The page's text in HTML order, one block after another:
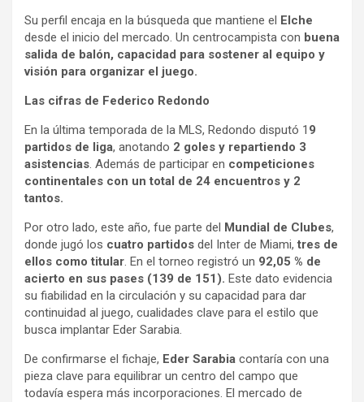
Su perfil encaja en la búsqueda que mantiene el
Elche
desde el inicio del mercado. Un centrocampista con buena
salida de balón, capacidad para sostener al equipo y
visión para organizar el juego.
Las cifras de Federico Redondo
En la última temporada de la MLS, Redondo disputó 1 9
partidos de liga, anotando 2 goles y repartiendo 3
asistencias. Además de participar en competiciones
continentales con un total de 24 encuentros y 2
tantos.
Por otro lado, este año, fue parte del
Mundial de Clubes,
donde jugó los cuatro partidos del Inter de Miami,tres de
ellos como titular. En el torneo registró un 92,05 % de
acierto en sus pases (139 de 151). Este dato evidencia
su fiabilidad en la circulación y su capacidad para dar
continuidad al juego, cualidades clave para el estilo que
busca implantar Eder Sarabia.
De confirmarse el fichaje, Eder Sarabia contaría con una
pieza clave para equilibrar un centro del campo que
todavía espera más incorporaciones. El mercado de